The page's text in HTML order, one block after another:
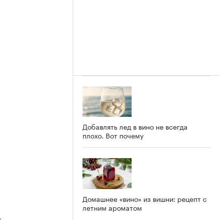
Добавлять лед в вино не всегда
плохо. Вот почему
Домашнее «вино» из вишни: рецепт с
летним ароматом